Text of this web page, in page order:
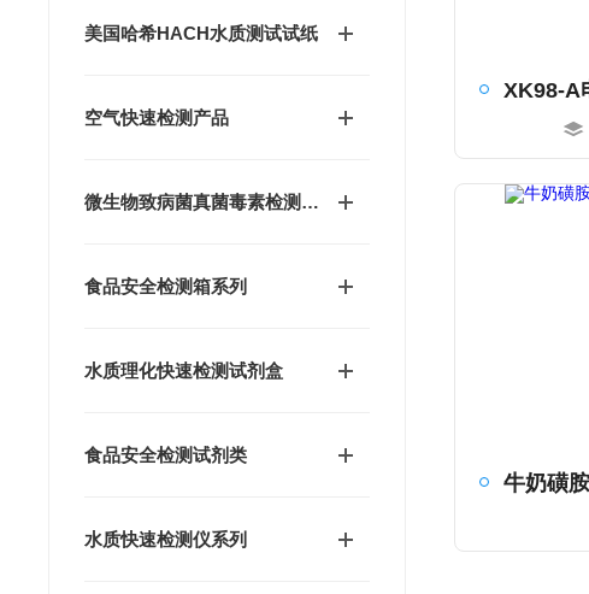
美国哈希HACH水质测试试纸
空气快速检测产品
微生物致病菌真菌毒素检测产品
食品安全检测箱系列
水质理化快速检测试剂盒
食品安全检测试剂类
水质快速检测仪系列